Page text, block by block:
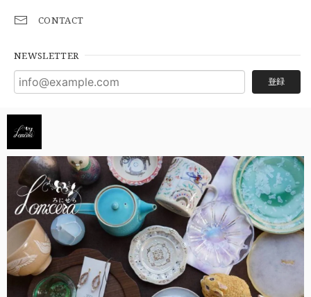
CONTACT
NEWSLETTER
登録